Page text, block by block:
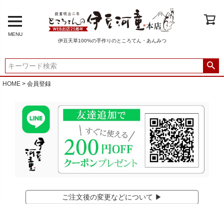
MENU
伊豆天草100%の手作りのところてん・あんみつ
HOME 会員登録
ご注文後の変更などについて ▶